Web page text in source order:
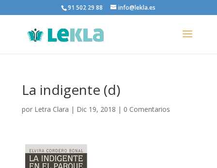
91 502 29 88 info@lekla.es
La indigente (d)
por Letra Clara | Dic 19, 2018 | 0 Comentarios